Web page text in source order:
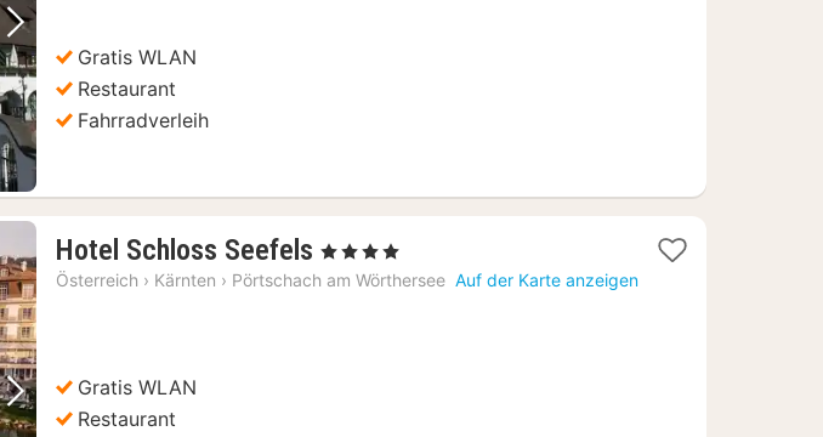
Nächstes Bild
Gratis WLAN
Restaurant
Fahrradverleih
Nächstes Bild
Hotel Schloss Seefels 1
Nacht
, 4 Sterne
Österreich › Kärnten › Pörtschach am Wörthersee Auf der Karte anzeigen
Gratis WLAN
Restaurant